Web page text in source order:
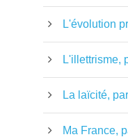
L'évolution
L'illettrisme,
La laïcité,
Ma France,